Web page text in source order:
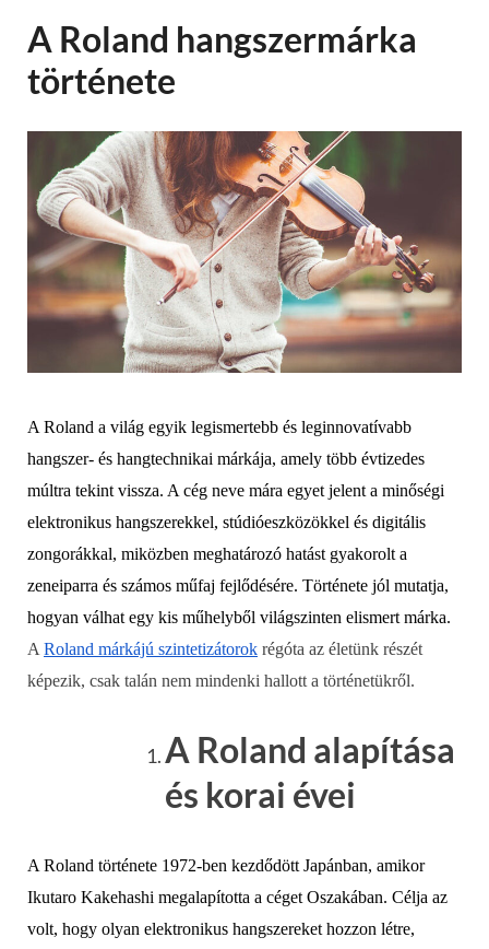
A Roland hangszermárka
története
A Roland a világ egyik legismertebb és leginnovatívabb
hangszer- és hangtechnikai márkája, amely több évtizedes
múltra tekint vissza. A cég neve mára egyet jelent a minőségi
elektronikus hangszerekkel, stúdióeszközökkel és digitális
zongorákkal, miközben meghatározó hatást gyakorolt a
zeneiparra és számos műfaj fejlődésére. Története jól mutatja,
hogyan válhat egy kis műhelyből világszinten elismert márka.
A Roland márkájú szintetizátorok régóta az életünk részét
képezik, csak talán nem mindenki hallott a történetükről.
A Roland alapítása
és korai évei
A Roland története 1972-ben kezdődött Japánban, amikor
Ikutaro Kakehashi megalapította a céget Oszakában. Célja az
volt, hogy olyan elektronikus hangszereket hozzon létre,